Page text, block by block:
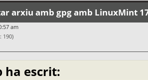
9888/fd»:
9888/
9888/fdinfo»:
9888/ns»:
proc/9889/task/
arxiu amb gpg amb LinuxMint
am
190)
ha escrit: